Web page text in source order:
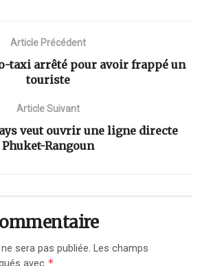
Article Précédent
taxi arrêté pour avoir frappé un
touriste
Article Suivant
veut ouvrir une ligne directe
Phuket-Rangoun
sera pas publiée. Les champs
avec *